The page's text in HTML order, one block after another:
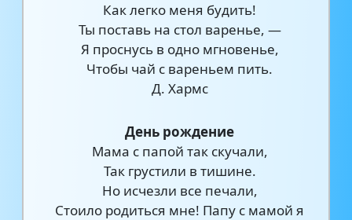
Как легко меня будить!
Ты поставь на стол варенье, —
Я проснусь в одно мгновенье,
Чтобы чай с вареньем пить.
Д. Хармс
День рождение
Мама с папой так скучали,
Так грустили в тишине.
Но исчезли все печали,
Стоило родиться мне! Папу с мамой я